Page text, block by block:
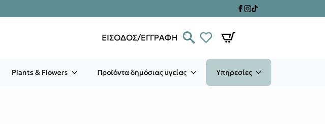
ΕΙΣΟΔΟΣ/ΕΓΓΡΑΦΗ
Plants & Flowers Προϊόντα δημόσιας υγείας Υπηρεσίες